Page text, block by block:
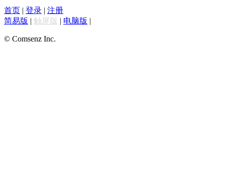
首页 | 登录 | 注册
简易版 | 触屏版 | 电脑版 |
© Comsenz Inc.